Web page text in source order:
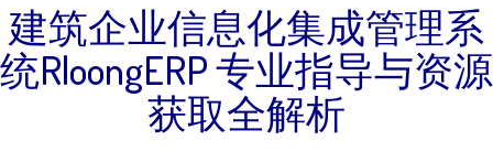
建筑企业信息化集成管理系
统RloongERP 专业指导与资源
获取全解析